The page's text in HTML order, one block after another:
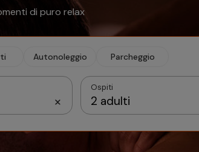
in Italia, Croazia, Spagna e risparmia!
Autonoleggio Parcheggio
Settembre 2026
Ospiti
2 adulti
Camera 1